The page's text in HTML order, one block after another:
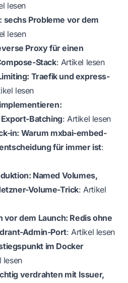
lesen
sechs Probleme vor dem
lesen
Proxy für einen
Stack: Artikel lesen
Traefik und express-
lesen
Batching:Artikel lesen
in: Warum mxbai-embed-
für immer ist:
Named Volumes,
Volume-Trick:Artikel
dem Launch: Redis ohne
Admin-Port:Artikel lesen
im Docker
lesen
verdrahten mit Issuer,